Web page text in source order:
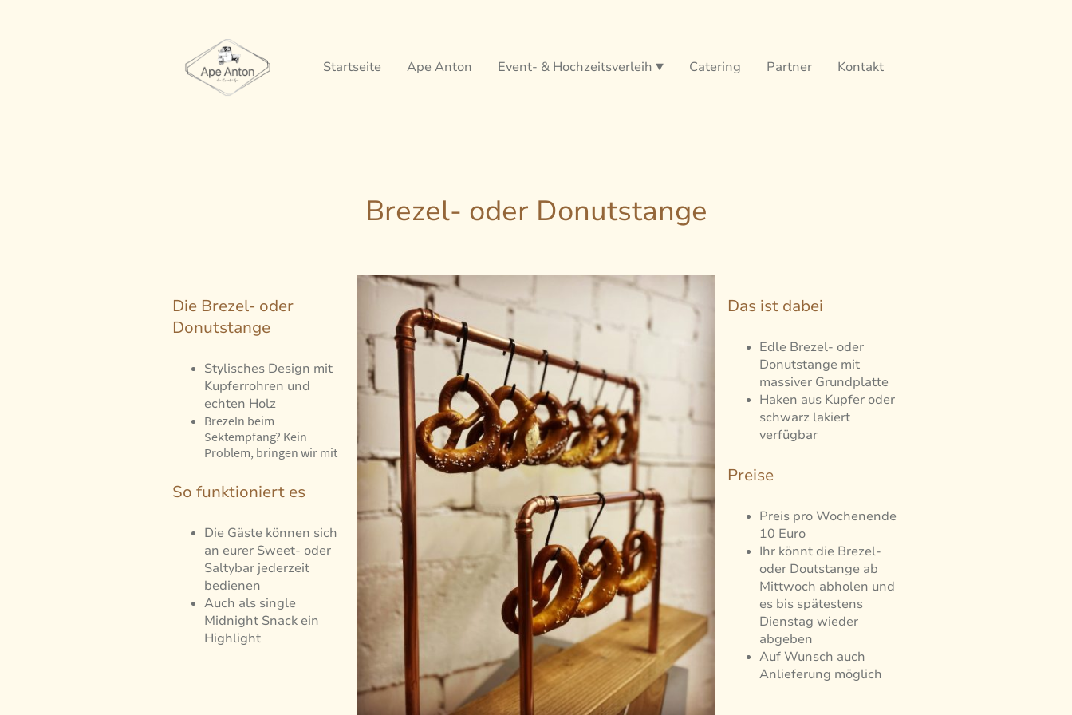
Startseite Ape Anton Event- & Hochzeitsverleih Catering Partner Kontakt
Brezel- oder Donutstange
Die Brezel- oder
Donutstange
Stylisches Design mit
Kupferrohren und
echten Holz
Brezeln beim
Sektempfang? Kein
Problem, bringen wir mit
So funktioniert es
Die Gäste können sich
an eurer Sweet- oder
Saltybar jederzeit
bedienen
Auch als single
Midnight Snack ein
Highlight
Das ist dabei
Edle Brezel- oder
Donutstange mit
massiver Grundplatte
Haken aus Kupfer oder
schwarz lakiert
verfügbar
Preise
Preis pro Wochenende
10 Euro
Ihr könnt die Brezel-
oder Doutstange ab
Mittwoch abholen und
es bis spätestens
Dienstag wieder
abgeben
Auf Wunsch auch
Anlieferung möglich